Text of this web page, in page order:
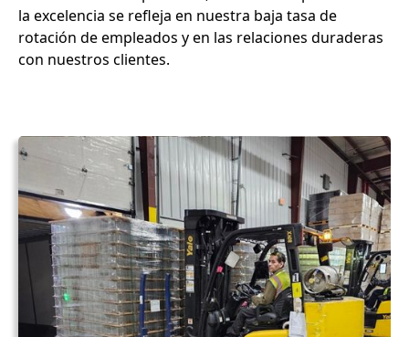
la excelencia se refleja en nuestra baja tasa de
rotación de empleados y en las relaciones duraderas
con nuestros clientes.